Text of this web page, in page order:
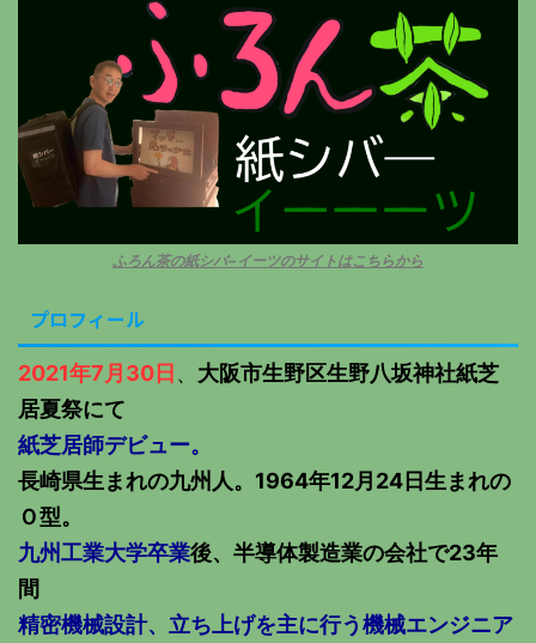
ふろん茶の紙シバ−イーツのサイトはこちらから
プロフィール
2021年7月30日 、 大阪市生野区生野八坂神社紙芝
居夏祭にて
紙芝居師デビュー。
長崎県生まれの九州人。1964年12月24日生まれの
Ｏ型。
九州工業大学卒業後、半導体製造業の会社で23年
間
精密機械設計、立ち上げを主に行う機械エンジニア